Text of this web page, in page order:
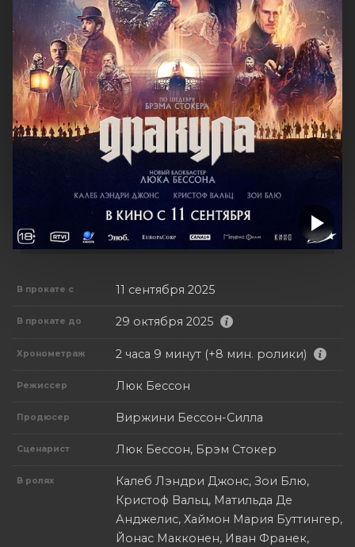
В прокате с 11 сентября 2025
В прокате до 29 октября 2025
Хронометраж 2 часа 9 минут (+8 мин. ролики)
Режиссер Люк Бессон
Продюсер Виржини Бессон-Силла
Сценарист Люк Бессон, Брэм Стокер
В ролях
Калеб Лэндри Джонс, Зои Блю,
Кристоф Вальц, Матильда Де
Анджелис, Хаймон Мария Буттингер,
Йонас Макконен, Иван Франек,